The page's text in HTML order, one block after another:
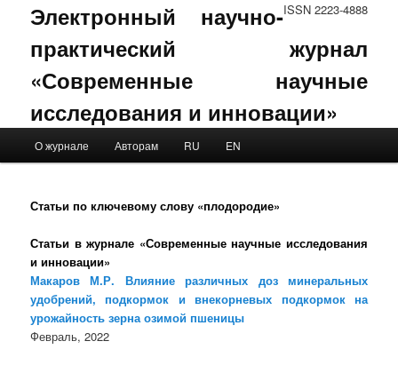
ISSN 2223-4888
Электронный научно-
практический журнал
«Современные научные
исследования и инновации»
Skip to primary content
Skip to secondary content
О журнале Авторам RU EN
Статьи по ключевому слову «плодородие»
Статьи в журнале «Современные научные исследования
и инновации»
Макаров М.Р. Влияние различных доз минеральных
удобрений, подкормок и внекорневых подкормок на
урожайность зерна озимой пшеницы
Февраль, 2022